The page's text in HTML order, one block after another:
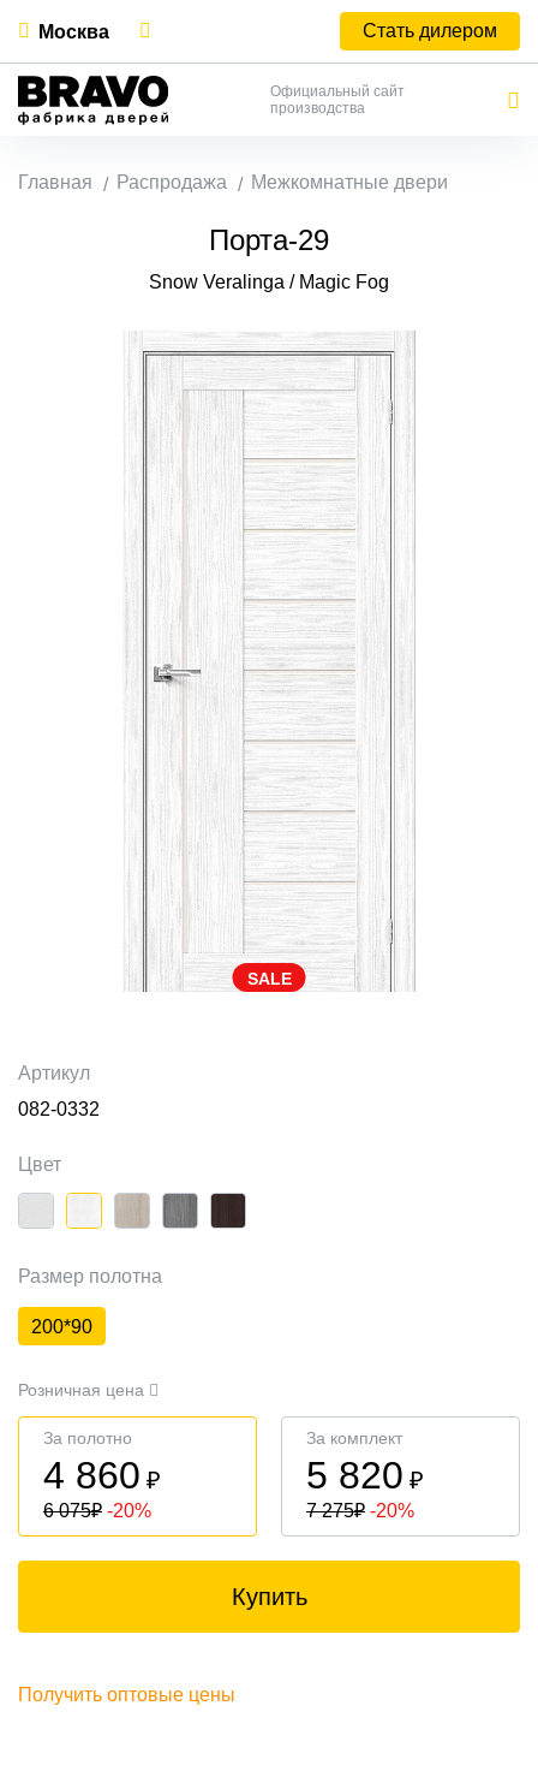
Москва Стать дилером
Официальный сайт
производства
Главная Распродажа Межкомнатные двери
Порта-29
Snow Veralinga / Magic Fog
SALE
Артикул
082-0332
Цвет
Размер полотна
200*90
Розничная цена
За полотно
4 860 ₽
6 075₽ -20%
За комплект
5 820 ₽
7 275₽ -20%
Купить
Получить оптовые цены